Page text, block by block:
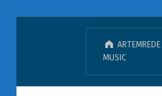
ARTEMREDE
MUSIC